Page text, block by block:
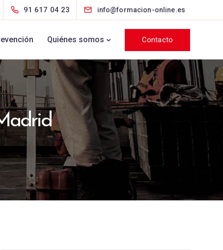
91 617 04 23 info@formacion-online.es
Quiénes somos Contacto